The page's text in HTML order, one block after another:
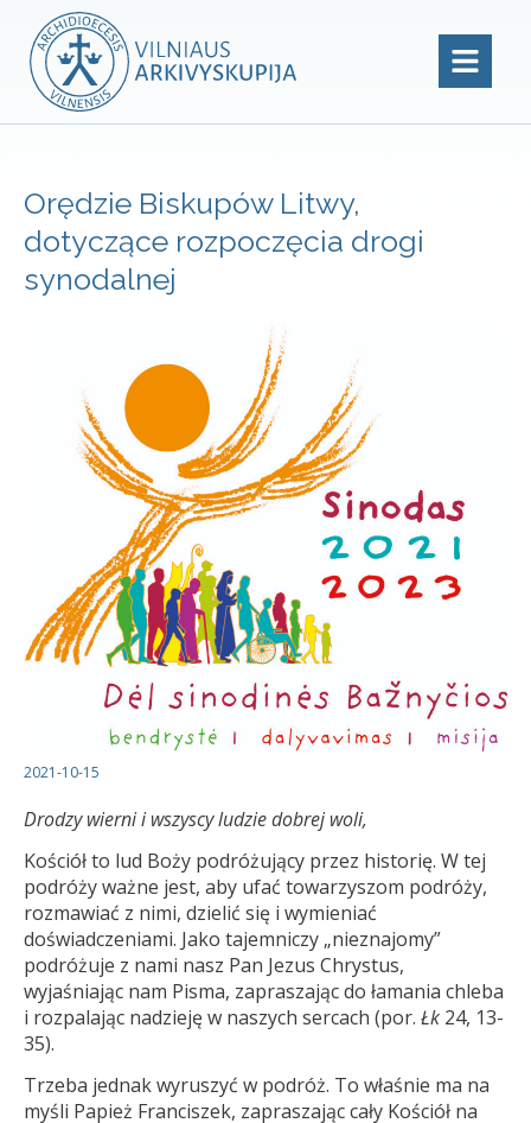
Orędzie Biskupów Litwy,
dotyczące rozpoczęcia drogi
synodalnej
2021-10-15
Drodzy wierni i wszyscy ludzie dobrej woli,
Kościół to lud Boży podróżujący przez historię. W tej
podróży ważne jest, aby ufać towarzyszom podróży,
rozmawiać z nimi, dzielić się i wymieniać
doświadczeniami. Jako tajemniczy „nieznajomy”
podróżuje z nami nasz Pan Jezus Chrystus,
wyjaśniając nam Pisma, zapraszając do łamania chleba
i rozpalając nadzieję w naszych sercach (por. Łk 24, 13-
35).
Trzeba jednak wyruszyć w podróż. To właśnie ma na
myśli Papież Franciszek, zapraszając cały Kościół na